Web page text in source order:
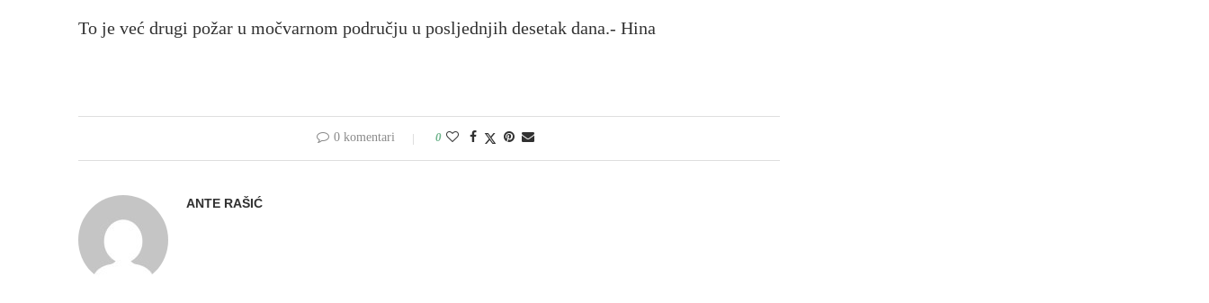
To je već drugi požar u močvarnom području u posljednjih desetak dana.- Hina
0 komentari 0
ANTE RAŠIĆ